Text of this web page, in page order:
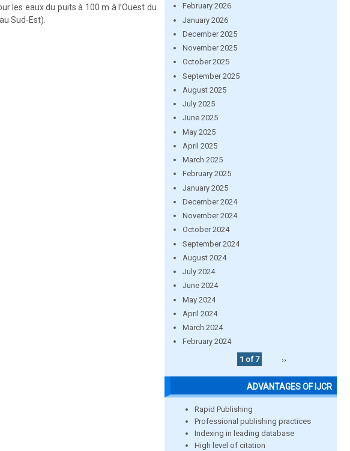
les eaux du puits à 100 m à l’Ouest du
Sud-Est).
February 2026
January 2026
December 2025
November 2025
October 2025
September 2025
August 2025
July 2025
June 2025
May 2025
April 2025
March 2025
February 2025
January 2025
December 2024
November 2024
October 2024
September 2024
August 2024
July 2024
June 2024
May 2024
April 2024
March 2024
February 2024
1 of 7
››
ADVANTAGES OF IJCR
Rapid Publishing
Professional publishing practices
Indexing in leading database
High level of citation